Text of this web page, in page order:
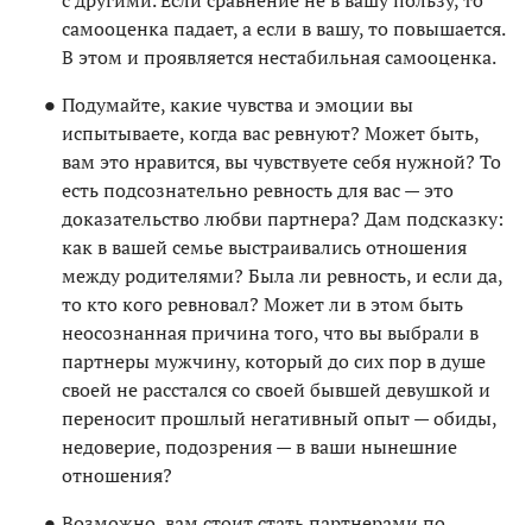
самооценка падает, а если в вашу, то повышается.
В этом и проявляется нестабильная самооценка.
Подумайте, какие чувства и эмоции вы
испытываете, когда вас ревнуют? Может быть,
вам это нравится, вы чувствуете себя нужной? То
есть подсознательно ревность для вас — это
доказательство любви партнера? Дам подсказку:
как в вашей семье выстраивались отношения
между родителями? Была ли ревность, и если да,
то кто кого ревновал? Может ли в этом быть
неосознанная причина того, что вы выбрали в
партнеры мужчину, который до сих пор в душе
своей не расстался со своей бывшей девушкой и
переносит прошлый негативный опыт — обиды,
недоверие, подозрения — в ваши нынешние
отношения?